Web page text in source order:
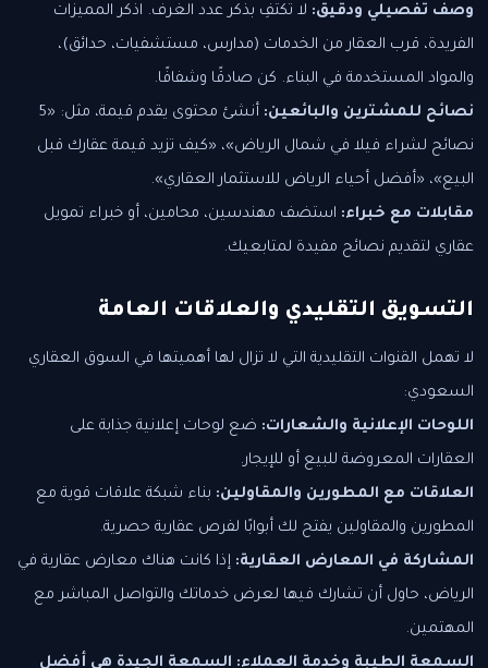
وصف تفصيلي ودقيق: لا تكتفِ بذكر عدد الغرف. اذكر المميزات
الفريدة، قرب العقار من الخدمات (مدارس، مستشفيات، حدائق)،
والمواد المستخدمة في البناء. كن صادقًا وشفافًا.
نصائح للمشترين والبائعين:
أنشئ محتوى يقدم قيمة، مثل: «5
نصائح لشراء فيلا في شمال الرياض»، «كيف تزيد قيمة عقارك قبل
البيع»، «أفضل أحياء الرياض للاستثمار العقاري».
مقابلات مع خبراء: استضف مهندسين، محامين، أو خبراء تمويل
عقاري لتقديم نصائح مفيدة لمتابعيك.
التسويق التقليدي والعلاقات العامة
لا تهمل القنوات التقليدية التي لا تزال لها أهميتها في السوق العقاري
السعودي:
اللوحات الإعلانية والشعارات: ضع لوحات إعلانية جذابة على
العقارات المعروضة للبيع أو للإيجار.
العلاقات مع المطورين والمقاولين: بناء شبكة علاقات قوية مع
المطورين والمقاولين يفتح لك أبوابًا لفرص عقارية حصرية.
المشاركة في المعارض العقارية: إذا كانت هناك معارض عقارية في
الرياض، حاول أن تشارك فيها لعرض خدماتك والتواصل المباشر مع
المهتمين.
السمعة الطيبة وخدمة العملاء: السمعة الجيدة هي أفضل